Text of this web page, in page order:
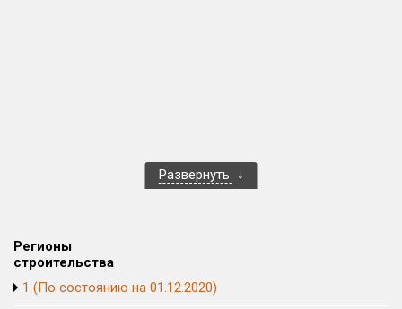
Многоквартирных домов
Блокированных домов
Квартир, апартаментов,
блоков в БД
Развернуть
Регионы
строительства
1 (По состоянию на 01.12.2020)